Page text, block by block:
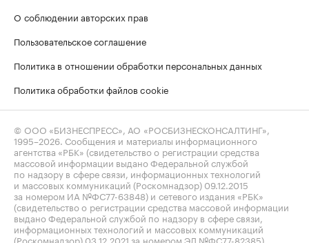
О соблюдении авторских прав
Пользовательское соглашение
Политика в отношении обработки персональных данных
Политика обработки файлов cookie
© ООО «БИЗНЕСПРЕСС», АО «РОСБИЗНЕСКОНСАЛТИНГ»,
1995–2026 . Сообщения и материалы информационного
агентства «РБК» (свидетельство о регистрации средства
массовой информации выдано Федеральной службой
по надзору в сфере связи, информационных технологий
и массовых коммуникаций (Роскомнадзор) 09.12.2015
за номером ИА №ФС77-63848) и сетевого издания «РБК»
(свидетельство о регистрации средства массовой информации
выдано Федеральной службой по надзору в сфере связи,
информационных технологий и массовых коммуникаций
(Роскомнадзор) 03.12.2021 за номером ЭЛ №ФС77-82385)